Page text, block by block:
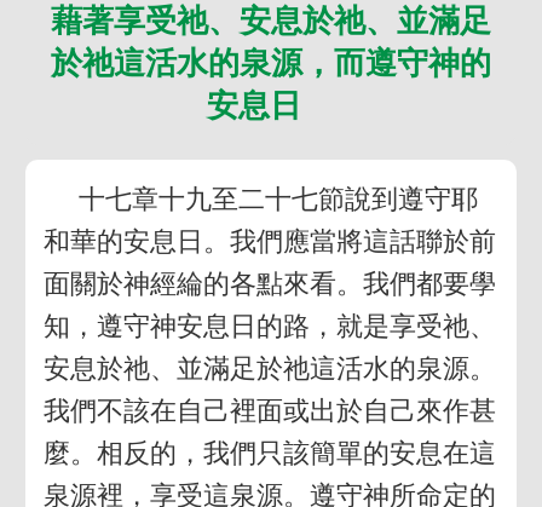
藉著享受祂、安息於祂、並滿足
於祂這活水的泉源，而遵守神的
安息日
十七章十九至二十七節說到遵守耶
和華的安息日。我們應當將這話聯於前
面關於神經綸的各點來看。我們都要學
知，遵守神安息日的路，就是享受祂、
安息於祂、並滿足於祂這活水的泉源。
我們不該在自己裡面或出於自己來作甚
麼。相反的，我們只該簡單的安息在這
泉源裡，享受這泉源。遵守神所命定的